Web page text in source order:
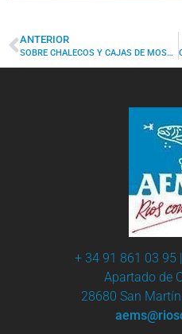
ANTERIOR
SOBRE CHALECOS Y CAJAS DE MOSCAS PARA PESCAR TRUCHAS: TODO DENTRO DE UN ORDEN
+ 34 91 861 03 95
Apartado de
28680 San